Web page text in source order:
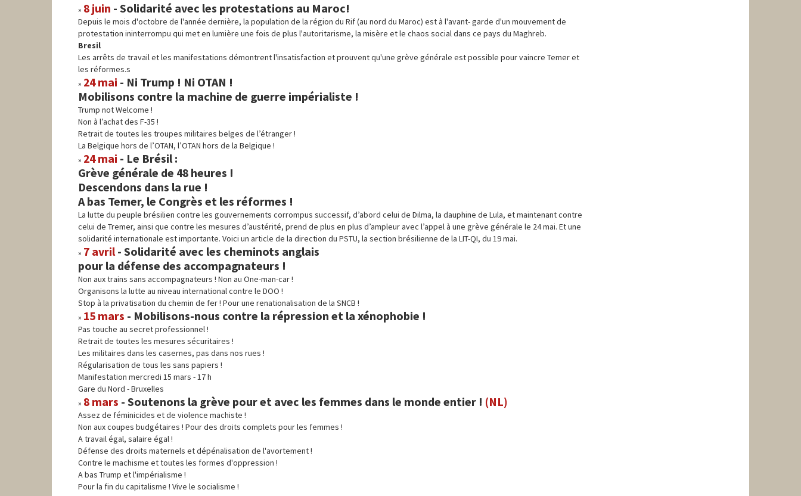
8 juin - Solidarité avec les protestations au Maroc!
Depuis le mois d'octobre de l'année dernière, la population de la région du Rif (au nord du Maroc) est à l'avant- garde d'un mouvement de
protestation ininterrompu qui met en lumière une fois de plus l'autoritarisme, la misère et le chaos social dans ce pays du Maghreb.
Bresil
Les arrêts de travail et les manifestations démontrent l'insatisfaction et prouvent qu'une grève générale est possible pour vaincre Temer et
les réformes.s
24 mai - Ni Trump ! Ni OTAN !
Mobilisons contre la machine de guerre impérialiste !
Trump not Welcome !
Non à l’achat des F-35 !
Retrait de toutes les troupes militaires belges de l’étranger !
La Belgique hors de l’OTAN, l’OTAN hors de la Belgique !
24 mai - Le Brésil :
Grève générale de 48 heures !
Descendons dans la rue !
A bas Temer, le Congrès et les réformes !
La lutte du peuple brésilien contre les gouvernements corrompus successif, d’abord celui de Dilma, la dauphine de Lula, et maintenant contre
celui de Tremer, ainsi que contre les mesures d’austérité, prend de plus en plus d’ampleur avec l’appel à une grève générale le 24 mai. Et une
solidarité internationale est importante. Voici un article de la direction du PSTU, la section brésilienne de la LIT-QI, du 19 mai.
7 avril- Solidarité avec les cheminots anglais
pour la défense des accompagnateurs !
Non aux trains sans accompagnateurs ! Non au One-man-car !
Organisons la lutte au niveau international contre le DOO !
Stop à la privatisation du chemin de fer ! Pour une renationalisation de la SNCB !
15 mars - Mobilisons-nous contre la répression et la xénophobie !
Pas touche au secret professionnel !
Retrait de toutes les mesures sécuritaires !
Les militaires dans les casernes, pas dans nos rues !
Régularisation de tous les sans papiers !
Manifestation mercredi 15 mars - 17 h
Gare du Nord - Bruxelles
8 mars - Soutenons la grève pour et avec les femmes dans le monde entier ! (NL)
Assez de féminicides et de violence machiste !
Non aux coupes budgétaires ! Pour des droits complets pour les femmes !
A travail égal, salaire égal !
Défense des droits maternels et dépénalisation de l'avortement !
Contre le machisme et toutes les formes d'oppression !
A bas Trump et l'impérialisme !
Pour la fin du capitalisme ! Vive le socialisme !